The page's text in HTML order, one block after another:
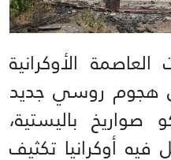
الأوكرانية
هجوم روسي جديد
باليستية،
أوكرانيا تكثيف